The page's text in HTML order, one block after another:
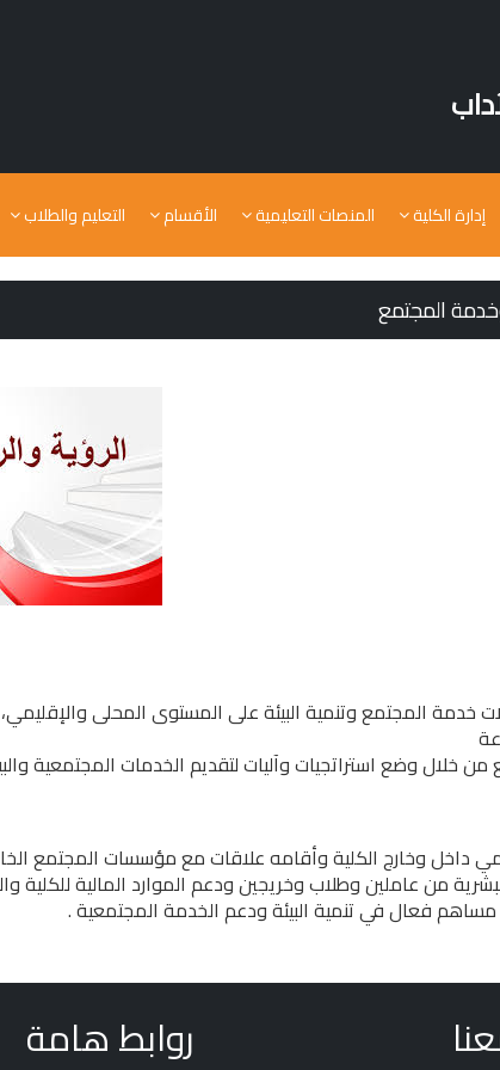
إدارة الكلية المنصات التعليمية الأقسام التعليم والطلاب
وخدمة المجتمع
خدمة المجتمع وتنمية البيئة على المستوى المحلى
خلال وضع استراتجيات وآليات لتقديم الخدمات المجتمعية
داخل وخارج الكلية وأقامه علاقات مع مؤسسات المجتمع
من عاملين وطلاب وخريجين ودعم الموارد المالية
مساهم فعال في تنمية البيئة ودعم الخدمة المجتمعية .
روابط هامة